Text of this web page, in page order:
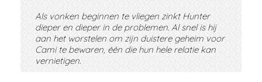
Als vonken beginnen te vliegen zinkt Hunter
dieper en dieper in de problemen. Al snel is hij
aan het worstelen om zijn duistere geheim voor
Cami te bewaren, één die hun hele relatie kan
vernietigen.